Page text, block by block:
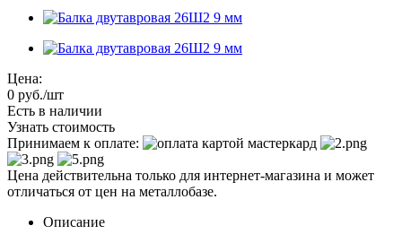
Цена:
0 руб./шт
Есть в наличии
Узнать стоимость
Принимаем к оплате:
Цена действительна только для интернет-магазина и может
отличаться от цен на металлобазе.
Описание